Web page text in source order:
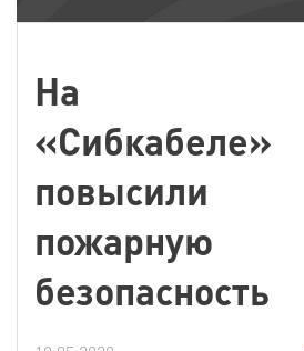
На
«Сибкабеле»
повысили
пожарную
безопасность